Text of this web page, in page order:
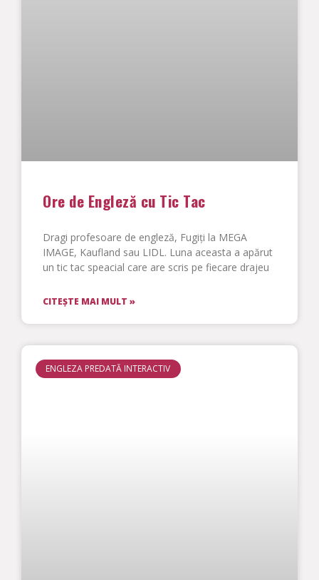
Ore de Engleză cu Tic Tac
Dragi profesoare de engleză, Fugiți la MEGA
IMAGE, Kaufland sau LIDL. Luna aceasta a apărut
un tic tac speacial care are scris pe fiecare drajeu
CITEȘTE MAI MULT »
ENGLEZA PREDATĂ INTERACTIV